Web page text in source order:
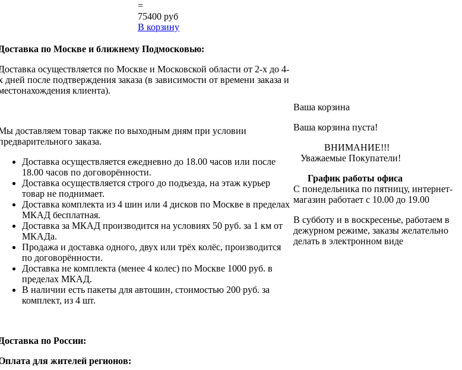
=
75400 руб
В корзину
Доставка по Москве и ближнему Подмосковью:
осуществляется по Москве и Московской области от 2-х до 4-
дней после подтверждения заказа (в зависимости от времени заказа и
клиента).
доставляем товар также по выходным дням при условии
заказа.
Доставка осуществляется ежедневно до 18.00 часов или после
18.00 часов по договорённости.
Доставка осуществляется строго до подъезда, на этаж курьер
товар не поднимает.
Доставка комплекта из 4 шин или 4 дисков по Москве в пределах
МКАД бесплатная.
Доставка за МКАД производится на условиях 50 руб. за 1 км от
МКАДа.
Продажа и доставка одного, двух или трёх колёс, производится
по договорённости.
Доставка не комплекта (менее 4 колес) по Москве 1000 руб. в
пределах МКАД.
В наличии есть пакеты для автошин, стоимостью 200 руб. за
комплект, из 4 шт.
Доставка по России:
для жителей регионов:
Ваша корзина
Ваша корзина пуста!
ВНИМАНИЕ!!!
Уважаемые Покупатели!
График работы офиса
С понедельника по пятницу, интернет-
магазин работает с 10.00 до 19.00
В субботу и в воскресенье, работаем в
дежурном режиме, заказы желательно
делать в электронном виде